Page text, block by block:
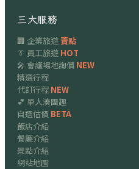
三大服務
🏢 企業旅遊賣點
👔 員工旅遊 HOT
🎤 會議場地詢價 NEW
精選行程
代訂行程 NEW
💕 單人湊團趣
自選估價 BETA
飯店介紹
餐廳介紹
景點介紹
網站地圖